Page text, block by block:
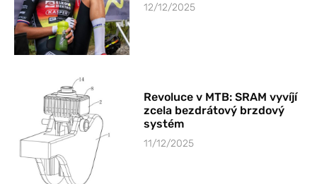
12/12/2025
Revoluce v MTB: SRAM vyvíjí
zcela bezdrátový brzdový
systém
11/12/2025